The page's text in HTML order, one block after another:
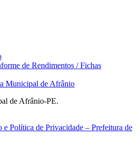
de Rendimentos / Fichas
Municipal de Afrânio
de Afrânio-PE.
e Política de Privacidade – Prefeitura de